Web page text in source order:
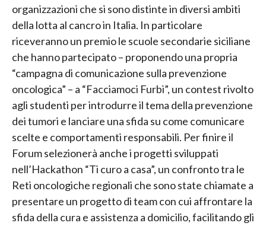
organizzazioni che si sono distinte in diversi ambiti
della lotta al cancro in Italia. In particolare
riceveranno un premio le scuole secondarie siciliane
che hanno partecipato – proponendo una propria
“campagna di comunicazione sulla prevenzione
oncologica” – a “Facciamoci Furbi”, un contest rivolto
agli studenti per introdurre il tema della prevenzione
dei tumori e lanciare una sfida su come comunicare
scelte e comportamenti responsabili. Per finire il
Forum selezionerà anche i progetti sviluppati
nell’Hackathon “Ti curo a casa”, un confronto tra le
Reti oncologiche regionali che sono state chiamate a
presentare un progetto di team con cui affrontare la
sfida della cura e assistenza a domicilio, facilitando gli